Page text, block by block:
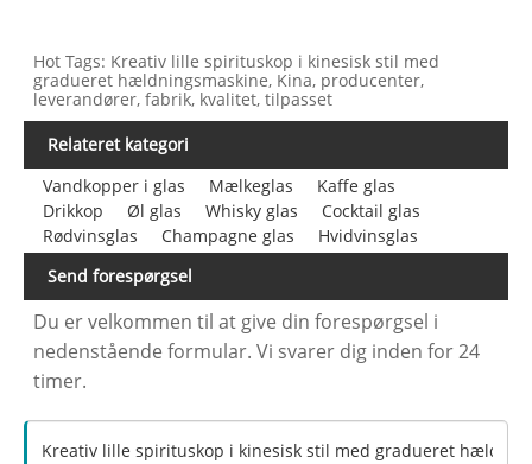
Hot Tags: Kreativ lille spirituskop i kinesisk stil med
gradueret hældningsmaskine, Kina, producenter,
leverandører, fabrik, kvalitet, tilpasset
Relateret kategori
Vandkopper i glas
Mælkeglas
Kaffe glas
Drikkop
Øl glas Whisky glas
Cocktail glas
Rødvinsglas
Champagne glas
Hvidvinsglas
Send forespørgsel
Du er velkommen til at give din forespørgsel i
nedenstående formular. Vi svarer dig inden for 24
timer.